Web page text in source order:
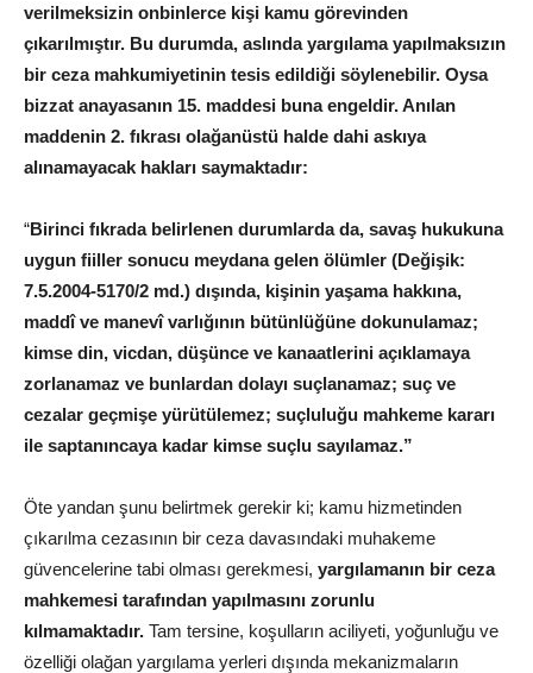
verilmeksizin onbinlerce kişi kamu görevinden
çıkarılmıştır. Bu durumda, aslında yargılama yapılmaksızın
bir ceza mahkumiyetinin tesis edildiği söylenebilir. Oysa
bizzat anayasanın 15. maddesi buna engeldir. Anılan
maddenin 2. fıkrası olağanüstü halde dahi askıya
alınamayacak hakları saymaktadır:
“Birinci fıkrada belirlenen durumlarda da, savaş hukukuna
uygun fiiller sonucu meydana gelen ölümler (Değişik:
7.5.2004-5170/2 md.) dışında, kişinin yaşama hakkına,
maddî ve manevî varlığının bütünlüğüne dokunulamaz;
kimse din, vicdan, düşünce ve kanaatlerini açıklamaya
zorlanamaz ve bunlardan dolayı suçlanamaz; suç ve
cezalar geçmişe yürütülemez; suçluluğu mahkeme kararı
ile saptanıncaya kadar kimse suçlu sayılamaz.”
Öte yandan şunu belirtmek gerekir ki; kamu hizmetinden
çıkarılma cezasının bir ceza davasındaki muhakeme
güvencelerine tabi olması gerekmesi, yargılamanın bir ceza
mahkemesi tarafından yapılmasını zorunlu
kılmamaktadır. Tam tersine, koşulların aciliyeti, yoğunluğu ve
özelliği olağan yargılama yerleri dışında mekanizmaların